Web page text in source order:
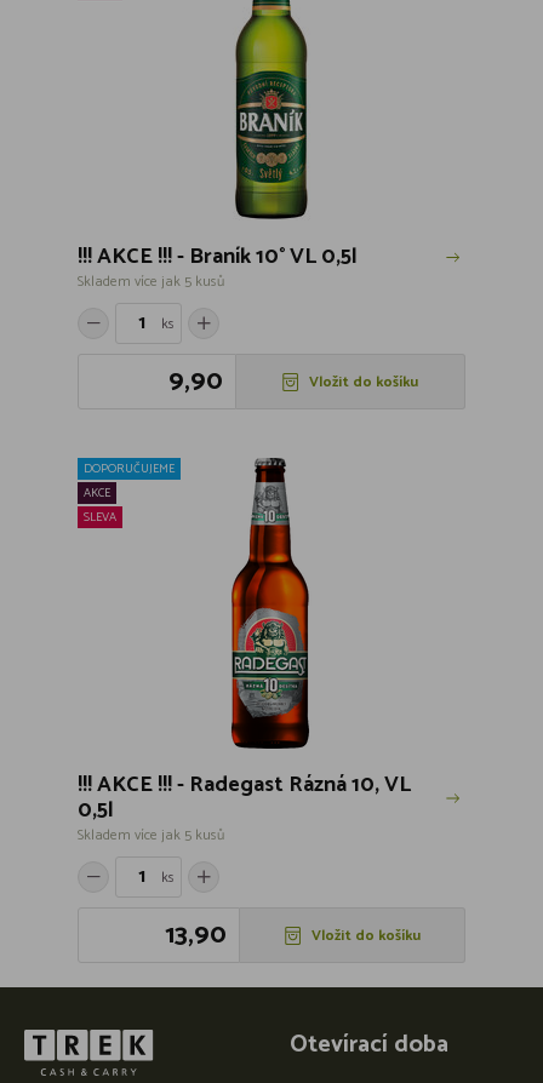
!!! AKCE !!! - Braník 10° VL 0,5l
Skladem více jak 5 kusů
ks
9,90 Vložit do košíku
DOPORUČUJEME
AKCE
SLEVA
!!! AKCE !!! - Radegast Rázná 10, VL
0,5l
Skladem více jak 5 kusů
ks
13,90 Vložit do košíku
Otevírací doba